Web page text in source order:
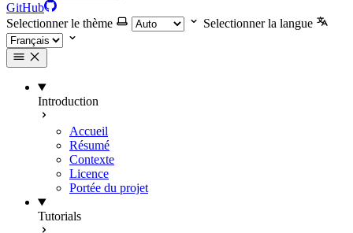
GitHub
Selectionner le thème
Selectionner la langue
Introduction
Accueil
Résumé
Contexte
Licence
Portée du projet
Tutorials